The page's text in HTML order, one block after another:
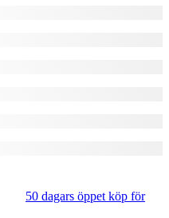
50 dagars öppet köp för